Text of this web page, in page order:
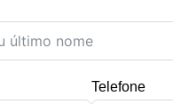
Telefone